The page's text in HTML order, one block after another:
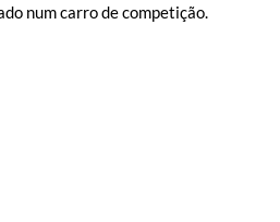
num carro de competição.